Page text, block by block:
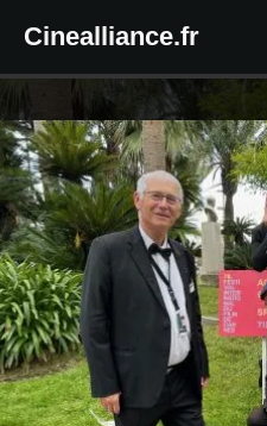
Cinealliance.fr